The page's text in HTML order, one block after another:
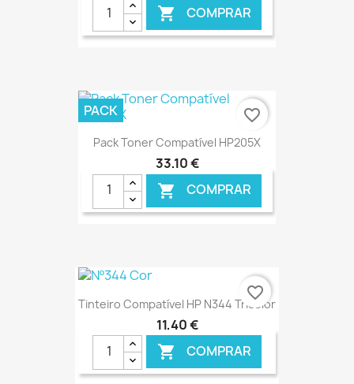
 COMPRAR
€ ONLINE
Pack Toner Compatível HP205X
33,10 €
 COMPRAR
PACK favorite_border
Tinteiro Compatível HP N344 Tricolor
11,40 €
 COMPRAR
favorite_border